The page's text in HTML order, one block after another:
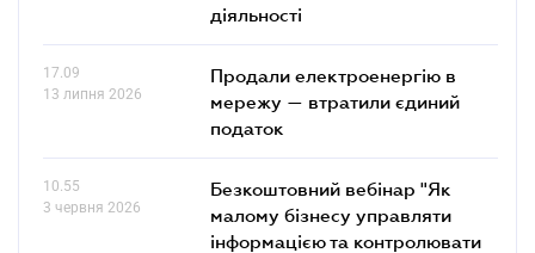
діяльності
17.09
13 липня 2026
Продали електроенергію в
мережу — втратили єдиний
податок
10.55
3 червня 2026
Безкоштовний вебінар "Як
малому бізнесу управляти
інформацією та контролювати